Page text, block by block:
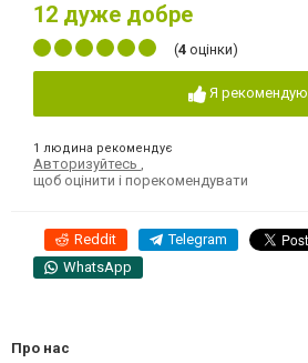
12 дуже добре
(4 оцінки)
Я рекомендую
1 людина рекомендує
Авторизуйтесь
щоб оцінити і порекомендувати
Reddit Telegram
WhatsApp
Про нас